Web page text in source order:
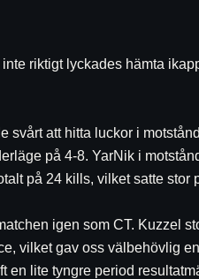
riktigt lyckades hämta
svårt att hitta luckor i
på 4-8. YarNik i
på 24 kills, vilket satte stor
igen som CT. Kuzzel
vilket gav oss välbehövlig
en lite tyngre period